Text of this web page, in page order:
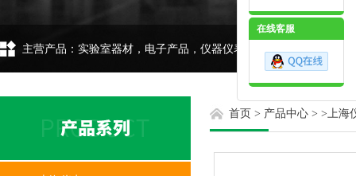
主营产品：实验室器材，电子产品，仪器仪表，环保设备，五金交
首页 > 产品中心 > >上海
在线客服